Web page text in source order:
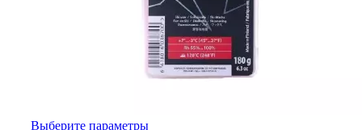
Выберите параметры